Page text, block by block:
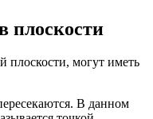
плоскости
плоскости, могут иметь
В данном